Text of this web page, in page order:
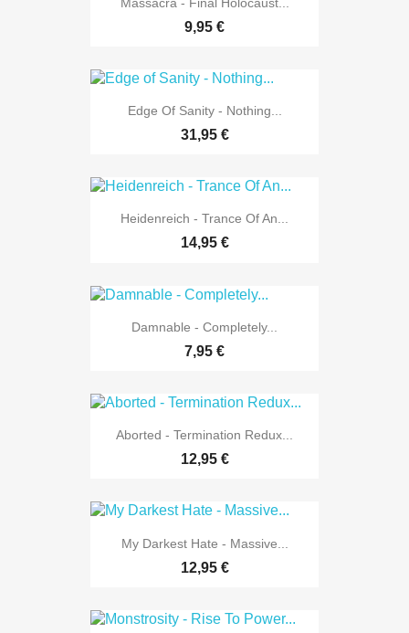
9,95 €
Edge Of Sanity - Nothing...
31,95 €
Heidenreich - Trance Of An...
14,95 €
Damnable - Completely...
7,95 €
Aborted - Termination Redux...
12,95 €
My Darkest Hate - Massive...
12,95 €